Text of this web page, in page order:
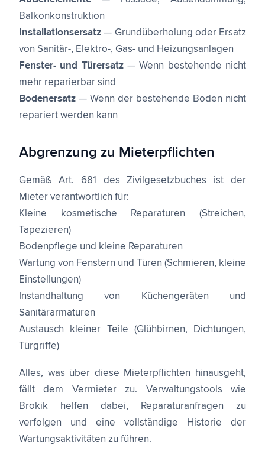
Balkonkonstruktion
Installationsersatz — Grundüberholung oder Ersatz
von Sanitär-, Elektro-, Gas- und Heizungsanlagen
Fenster- und Türersatz— Wenn bestehende nicht
mehr reparierbar sind
Bodenersatz — Wenn der bestehende Boden nicht
repariert werden kann
Abgrenzung zu Mieterpflichten
Gemäß Art. 681 des Zivilgesetzbuches ist der
Mieter verantwortlich für:
Kleine kosmetische Reparaturen (Streichen,
Tapezieren)
Bodenpflege und kleine Reparaturen
Wartung von Fenstern und Türen (Schmieren, kleine
Einstellungen)
Instandhaltung von Küchengeräten und
Sanitärarmaturen
Austausch kleiner Teile (Glühbirnen, Dichtungen,
Türgriffe)
Alles, was über diese Mieterpflichten hinausgeht,
fällt dem Vermieter zu. Verwaltungstools wie
Brokik helfen dabei, Reparaturanfragen zu
verfolgen und eine vollständige Historie der
Wartungsaktivitäten zu führen.